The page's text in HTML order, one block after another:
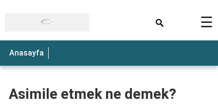
☰
Anasayfa
Asimile etmek ne demek?